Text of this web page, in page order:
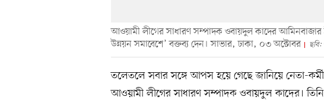
আওয়ামী লীগের সাধারণ সম্পাদক ওবায়দুল কাদের আমিনবাজার
উন্নয়ন সমাবেশে’ বক্তব্য দেন। সাভার, ঢাকা, ০৩ অক্টোবর
ছবি:
তলেতলে সবার সঙ্গে আপস হয়ে গেছে জানিয়ে নেতা-
আওয়ামী লীগের সাধারণ সম্পাদক ওবায়দুল কাদের।